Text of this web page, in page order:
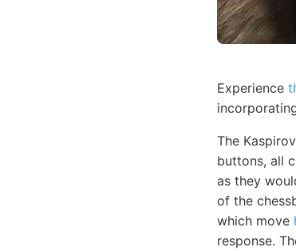
Experience
The
buttons, all
as they
of the
which move
response.